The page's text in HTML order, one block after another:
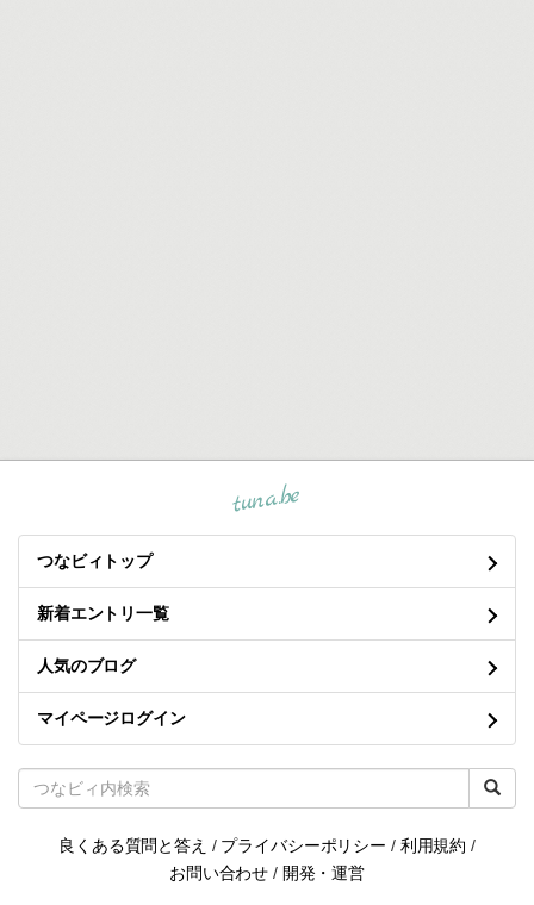
tuna.be
つなビィトップ
新着エントリ一覧
人気のブログ
マイページログイン
良くある質問と答え / プライバシーポリシー / 利用規約 /
お問い合わせ / 開発・運営